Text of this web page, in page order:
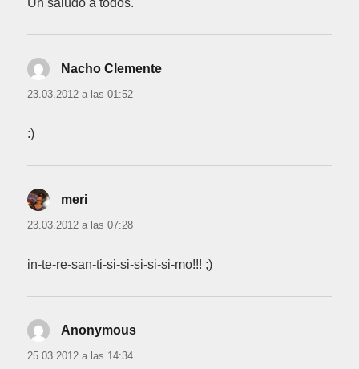
Nacho Clemente
23.03.2012 a las 01:52
:)
meri
23.03.2012 a las 07:28
in-te-re-san-ti-si-si-si-si-si-mo!!! ;)
Anonymous
25.03.2012 a las 14:34